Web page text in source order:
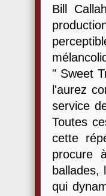
Bill
" Sweet
l'aurez
service
Toutes
cette
procure
qui